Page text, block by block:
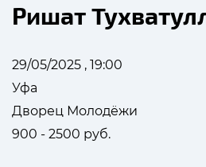
Ришат
29/05/2025 , 19:00
Уфа
Дворец Молодёжи
900 - 2500 руб.